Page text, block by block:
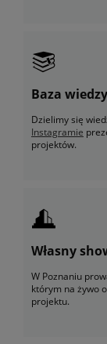
Baza wiedzy
Dzielimy się
Instagramie
projektów.
Własny
W Poznaniu
którym na żywo
projektu.